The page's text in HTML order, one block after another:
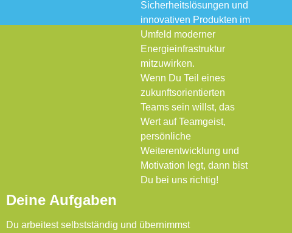
Sicherheitslösungen und
innovativen Produkten im
Umfeld moderner
Energieinfrastruktur
mitzuwirken.
Wenn Du Teil eines
zukunftsorientierten
Teams sein willst, das
Wert auf Teamgeist,
persönliche
Weiterentwicklung und
Motivation legt, dann bist
Du bei uns richtig!
Deine Aufgaben
Du arbeitest selbstständig und übernimmst